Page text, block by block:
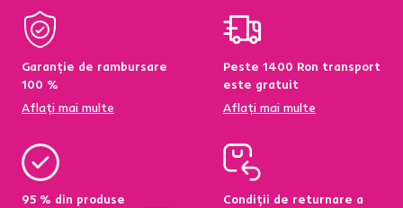
Garanție de rambursare
100 %
Aflați mai multe
Peste 1400 Ron transport
este gratuit
Aflați mai multe
95 % din produse
Condiții de returnare a